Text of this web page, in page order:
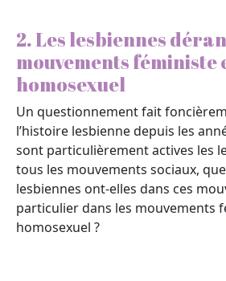
2. Les lesbiennes
mouvements féministe
homosexuel
Un questionnement fait
l’histoire lesbienne depuis les
sont particulièrement actives les
tous les mouvements sociaux,
lesbiennes ont-elles dans ces
particulier dans les mouvements
homosexuel ?